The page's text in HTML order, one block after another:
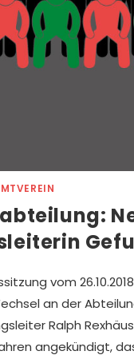
vom
an der
Ralph
angekündigt,